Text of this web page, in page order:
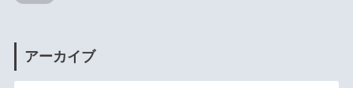
アーカイブ